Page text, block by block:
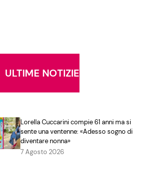
ULTIME NOTIZIE
Lorella Cuccarini compie 61 anni ma si
sente una ventenne: «Adesso sogno di
diventare nonna»
7 Agosto 2026